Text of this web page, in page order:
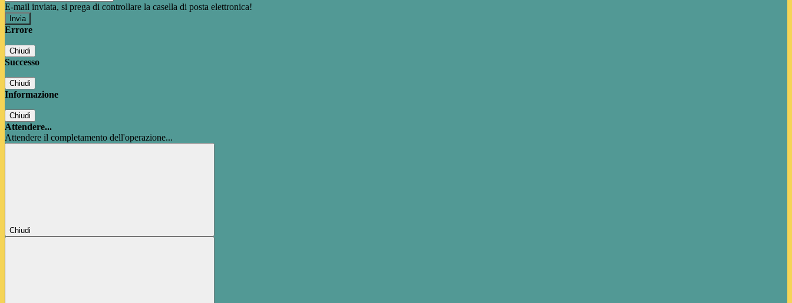
E-mail inviata, si prega di controllare la casella di posta elettronica!
Errore
Chiudi
Successo
Chiudi
Informazione
Chiudi
Attendere...
Attendere il completamento dell'operazione...
Chiudi